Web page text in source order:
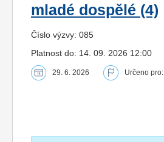
mladé dospělé (4)
Číslo výzvy: 085
Platnost do: 14. 09. 2026 12:00
29. 6. 2026 Určeno pro: